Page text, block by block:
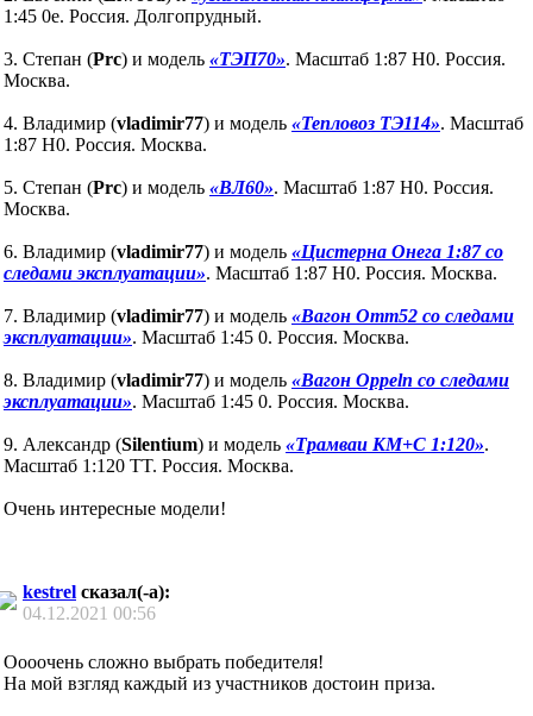
1:45 0e. Россия. Долгопрудный.
3. Степан (Prc) и модель «ТЭП70». Масштаб 1:87 H0. Россия.
Москва.
4. Владимир (vladimir77) и модель «Тепловоз ТЭ114». Масштаб
1:87 H0. Россия. Москва.
5. Степан (Prc) и модель «ВЛ60». Масштаб 1:87 H0. Россия.
Москва.
6. Владимир (vladimir77) и модель «Цистерна Онега 1:87 со
следами эксплуатации». Масштаб 1:87 H0. Россия. Москва.
7. Владимир (vladimir77) и модель «Вагон Omm52 со следами
эксплуатации». Масштаб 1:45 0. Россия. Москва.
8. Владимир (vladimir77) и модель «Вагон Oppeln со следами
эксплуатации». Масштаб 1:45 0. Россия. Москва.
9. Александр (Silentium) и модель «Трамваи КМ+С 1:120».
Масштаб 1:120 TT. Россия. Москва.
Очень интересные модели!
kestrel сказал(-а):
04.12.2021 00:56
Оооочень сложно выбрать победителя!
На мой взгляд каждый из участников достоин приза.